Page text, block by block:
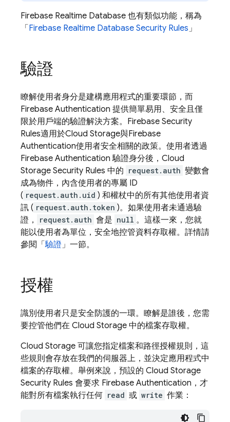
Firebase Realtime Database 也有類似功能，稱為
「 Firebase Realtime Database Security Rules」
驗證
瞭解使用者身分是建構應用程式的重要環節，而
Firebase Authentication 提供簡單易用、安全且僅
限於用戶端的驗證解決方案。 Firebase Security
Rules適用於Cloud Storage與Firebase
Authentication使用者安全相關的政策。使用者透過
Firebase Authentication 驗證身分後， Cloud
Storage Security Rules 中的 request.auth 變數會
成為物件，內含使用者的專屬 ID
( request.auth.uid ) 和權杖中的所有其他使用者資
訊 ( request.auth.token )。如果使用者未通過驗
證，
request.auth 會是 null 。這樣一來，您就
能以使用者為單位，安全地控管資料存取權。詳情請
參閱「驗證」一節。
授權
識別使用者只是安全防護的一環。瞭解是誰後，您需
要控管他們在 Cloud Storage 中的檔案存取權。
Cloud Storage 可讓您指定檔案和路徑授權規則，這
些規則會存放在我們的伺服器上，並決定應用程式中
檔案的存取權。舉例來說，預設的 Cloud Storage
Security Rules 會要求 Firebase Authentication ，才
能對所有檔案執行任何 read 或 write 作業：